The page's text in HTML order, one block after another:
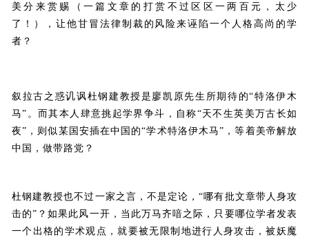
美分来赏赐（一篇文章的打赏不过区区一两百元，太少
了！），让他甘冒法律制裁的风险来诬陷一个人格高尚的学
者？
叙拉古之惑讥讽杜钢建教授是廖凯原先生所期待的“特洛伊木
马”。而其本人 肆意挑起学界争斗，自称“天不生英美万古长如
夜”，则似某国安插在中国的“学术特洛伊木马”，等着美帝解放
中国，做带路党？
杜钢建教授也不过一家之言，不是定论，“哪有批文章带人身攻
击的”？如果此风一开，当此万马齐喑之际，只要哪位学者发表
一个出格的学术观点，就要被无限制地进行人身攻击，被妖魔